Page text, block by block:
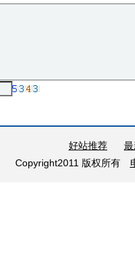
好站推荐
Copyright2011 版权所有